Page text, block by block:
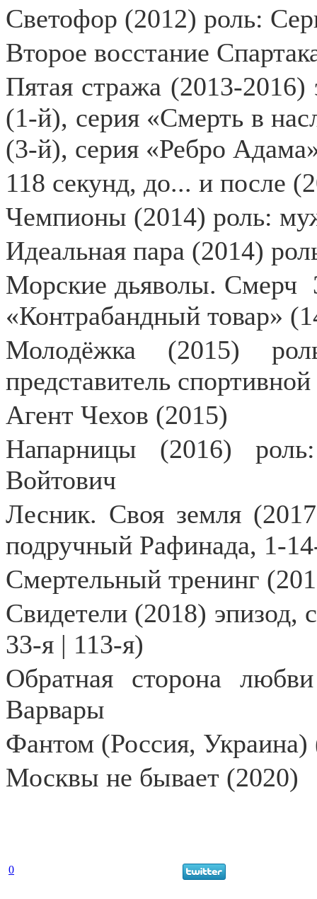
Светофор (2012) роль:
Второе восстание
Пятая стража (2013-
(1-й), серия «Смерть в
(3-й), серия «Ребро
118 секунд, до... и после
Чемпионы (2014) роль:
Идеальная пара (2014)
Морские дьяволы. Смерч
«Контрабандный товар»
Молодёжка (2015)
представитель
Агент Чехов (2015)
Напарницы (2016)
Войтович
Лесник. Своя земля
подручный Рафинада, 1-
Смертельный тренинг
Свидетели (2018)
33-я | 113-я)
Обратная сторона
Варвары
Фантом (Россия, Украина)
Москвы не бывает (2020)
0